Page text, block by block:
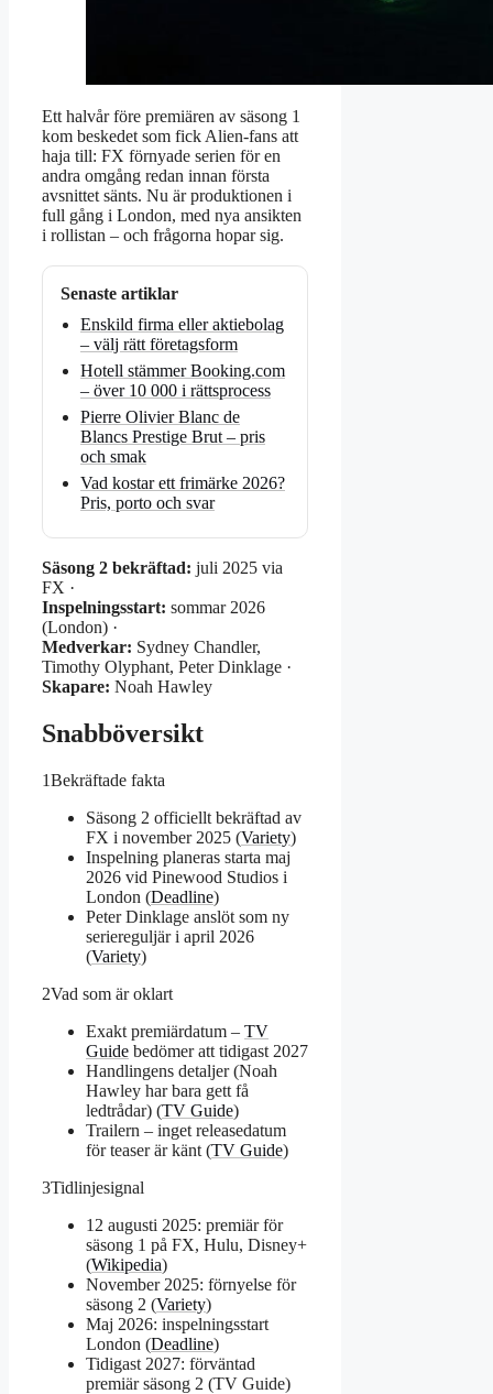
Ett halvår före premiären av säsong 1
kom beskedet som fick Alien-fans att
haja till: FX förnyade serien för en
andra omgång redan innan första
avsnittet sänts. Nu är produktionen i
full gång i London, med nya ansikten
i rollistan – och frågorna hopar sig.
Senaste artiklar
Enskild firma eller aktiebolag
– välj rätt företagsform
Hotell stämmer Booking.com
– över 10 000 i rättsprocess
Pierre Olivier Blanc de
Blancs Prestige Brut – pris
och smak
Vad kostar ett frimärke 2026?
Pris, porto och svar
Säsong 2 bekräftad: juli 2025 via
FX ·
Inspelningsstart: sommar 2026
(London) ·
Medverkar: Sydney Chandler,
Timothy Olyphant, Peter Dinklage ·
Skapare: Noah Hawley
Snabböversikt
1Bekräftade fakta
Säsong 2 officiellt bekräftad av
FX i november 2025 (Variety)
Inspelning planeras starta maj
2026 vid Pinewood Studios i
London (Deadline)
Peter Dinklage anslöt som ny
seriereguljär i april 2026
(Variety)
2Vad som är oklart
Exakt premiärdatum – TV
Guide bedömer att tidigast 2027
Handlingens detaljer (Noah
Hawley har bara gett få
ledtrådar) (TV Guide)
Trailern – inget releasedatum
för teaser är känt (TV Guide)
3Tidlinjesignal
12 augusti 2025: premiär för
säsong 1 på FX, Hulu, Disney+
(Wikipedia)
November 2025: förnyelse för
säsong 2 (Variety)
Maj 2026: inspelningsstart
London (Deadline)
Tidigast 2027: förväntad
premiär säsong 2 (TV Guide)